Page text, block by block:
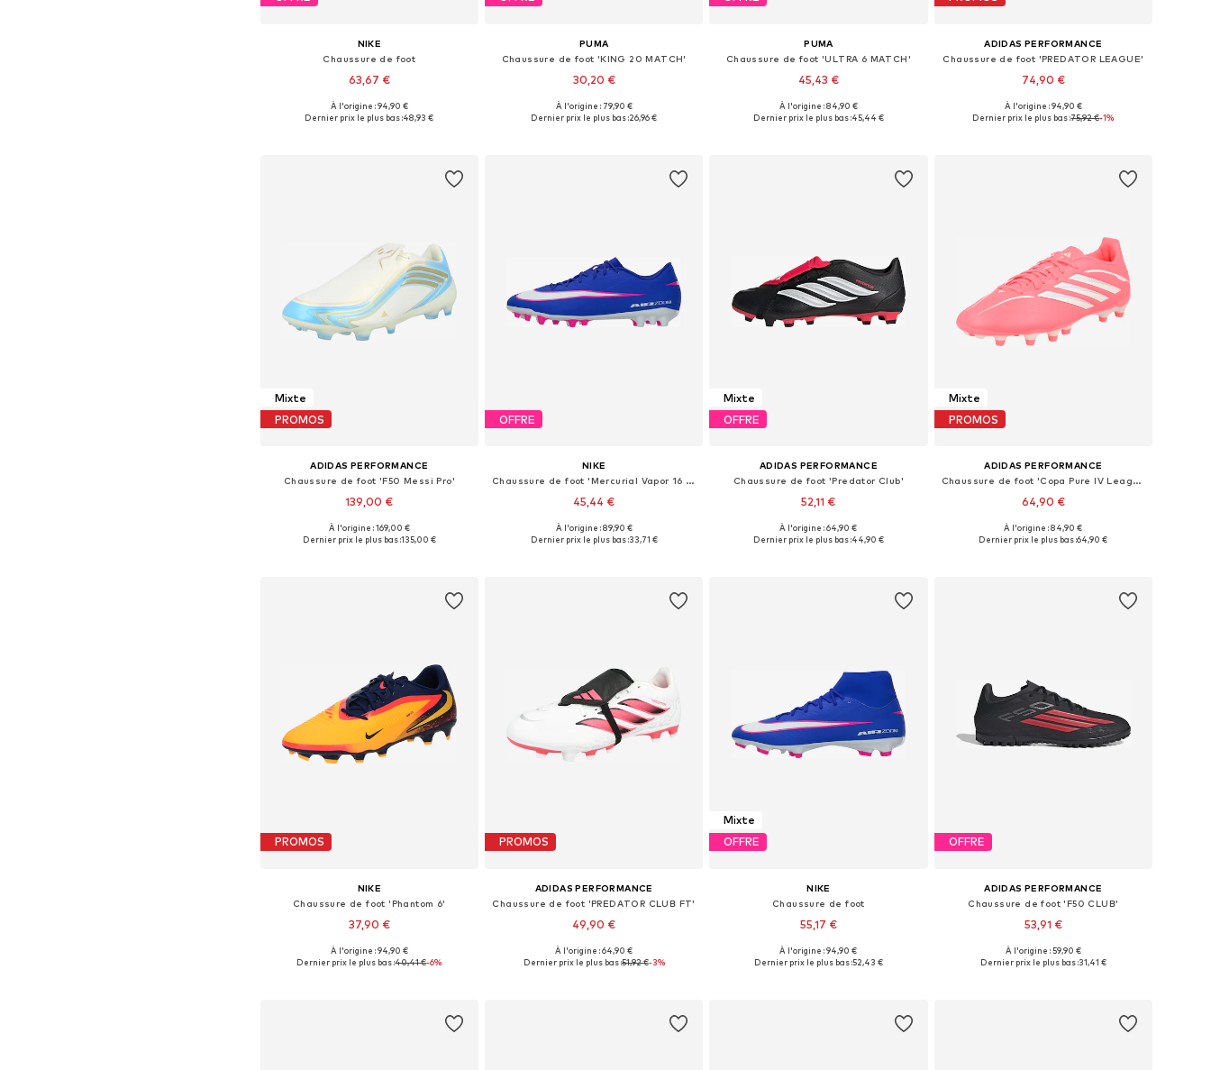
NIKE
Chaussure de foot
63,67 €
Disponible en plusieurs tailles
À l'origine : 94,90 €
Dernier prix le plus bas :48,93 €
PUMA
Chaussure de foot 'KING 20 MATCH'
30,20 €
Disponible en plusieurs tailles
À l'origine : 79,90 €
Dernier prix le plus bas :26,96 €
PUMA
Chaussure de foot 'ULTRA 6 MATCH'
45,43 €
Disponible en plusieurs tailles
À l'origine : 84,90 €
Dernier prix le plus bas :45,44 €
ADIDAS PERFORMANCE
Chaussure de foot 'PREDATOR LEAGUE'
74,90 €
Disponible en plusieurs tailles
À l'origine : 94,90 €
Dernier prix le plus bas :75,92 €-1%
Mixte
PROMOS
ADIDAS PERFORMANCE
Chaussure de foot 'F50 Messi Pro'
139,00 €
Disponible en plusieurs tailles
À l'origine : 169,00 €
Dernier prix le plus bas :135,00 €
OFFRE
NIKE
Chaussure de foot 'Mercurial Vapor 16 Academy'
45,44 €
À l'origine : 89,90 €
Dernier prix le plus bas :33,71 €
Mixte
OFFRE
ADIDAS PERFORMANCE
Chaussure de foot 'Predator Club'
52,11 €
Disponible en plusieurs tailles
À l'origine : 64,90 €
Dernier prix le plus bas :44,90 €
Mixte
PROMOS
ADIDAS PERFORMANCE
Chaussure de foot 'Copa Pure IV League'
64,90 €
Disponible en plusieurs tailles
À l'origine : 84,90 €
Dernier prix le plus bas :64,90 €
PROMOS
NIKE
Chaussure de foot 'Phantom 6'
37,90 €
Tailles disponibles: 44
À l'origine : 94,90 €
Dernier prix le plus bas :40,41 €-6%
PROMOS
ADIDAS PERFORMANCE
Chaussure de foot 'PREDATOR CLUB FT'
49,90 €
Disponible en plusieurs tailles
À l'origine : 64,90 €
Dernier prix le plus bas :51,92 €-3%
Mixte
OFFRE
NIKE
Chaussure de foot
55,17 €
Disponible en plusieurs tailles
À l'origine : 94,90 €
Dernier prix le plus bas :52,43 €
OFFRE
ADIDAS PERFORMANCE
Chaussure de foot 'F50 CLUB'
53,91 €
Disponible en plusieurs tailles
À l'origine : 59,90 €
Dernier prix le plus bas :31,41 €